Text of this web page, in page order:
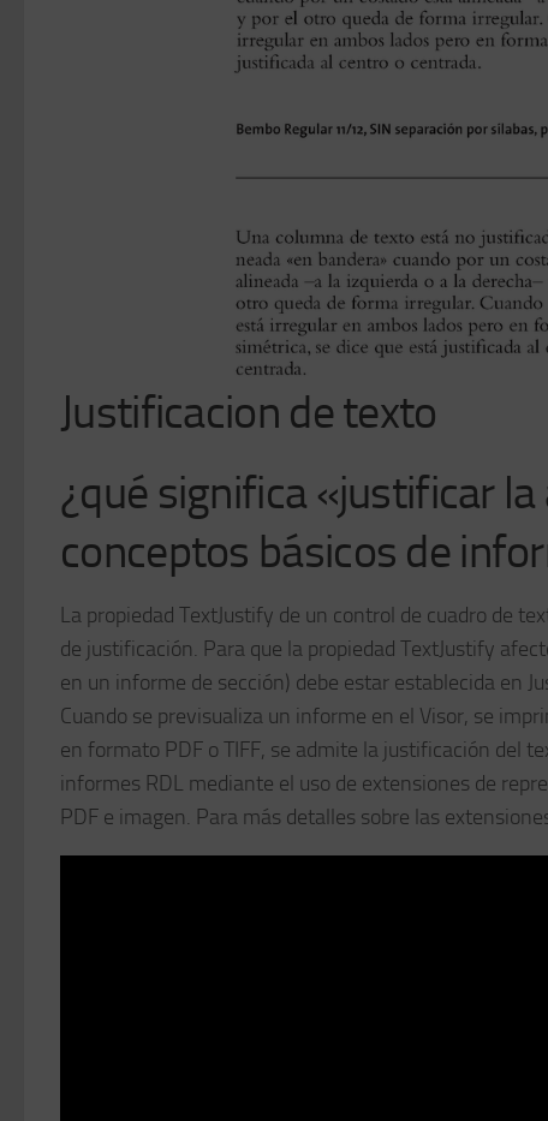
Justificacion de texto
¿qué significa «justificar
conceptos básicos de
La propiedad TextJustify de un control de cuadro de
de justificación. Para que la propiedad TextJustify
en un informe de sección) debe estar establecida en
Cuando se previsualiza un informe en el Visor, se
en formato PDF o TIFF, se admite la justificación del
informes RDL mediante el uso de extensiones de
PDF e imagen. Para más detalles sobre las